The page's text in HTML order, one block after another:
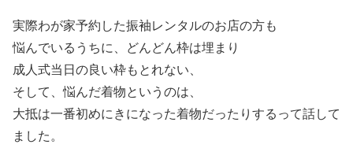
実際わが家予約した振袖レンタルのお店の方も
悩んでいるうちに、どんどん枠は埋まり
成人式当日の良い枠もとれない、
そして、悩んだ着物というのは、
大抵は一番初めにきになった着物だったりするって話して
ました。